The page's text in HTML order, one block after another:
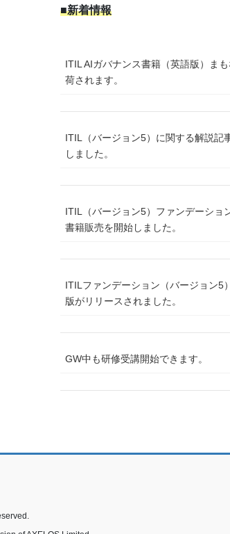
■新着情報
ITIL AIガバナンス書籍（英語版）まも
荷されます。
ITIL（バージョン5）に関する解説記
しました。
ITIL（バージョン5）ファンデーショ
書籍販売を開始しました。
ITILファンデーション（バージョン5
版がリリースされました。
GW中も研修受講開始できます。